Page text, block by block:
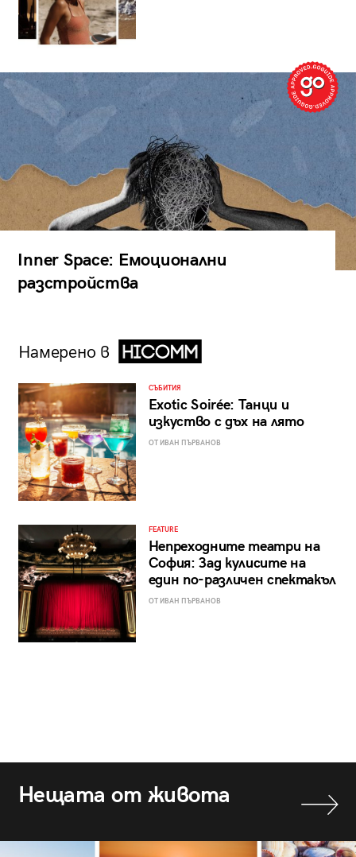
Inner Space: Емоционални
разстройства
Намерено в
СЪБИТИЯ
Exotic Soirée: Танци и
изкуство с дъх на лято
ОТ ИВАН ПЪРВАНОВ
FEATURE
Непреходните театри на
София: Зад кулисите на
един по-различен спектакъл
ОТ ИВАН ПЪРВАНОВ
Нещата от живота